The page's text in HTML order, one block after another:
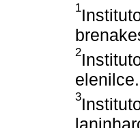
1
2
3